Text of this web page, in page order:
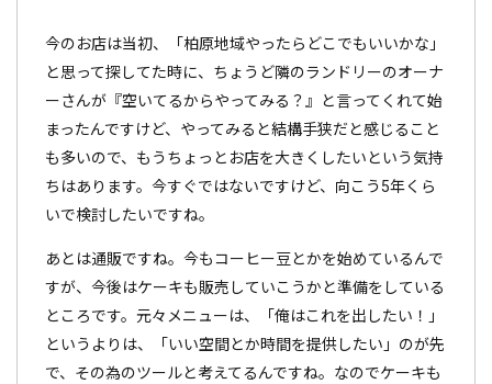
今のお店は当初、「柏原地域やったらどこでもいいかな」
と思って探してた時に、ちょうど隣のランドリーのオーナ
ーさんが『空いてるからやってみる？』と言ってくれて始
まったんですけど、やってみると結構手狭だと感じること
も多いので、もうちょっとお店を大きくしたいという気持
ちはあります。今すぐではないですけど、向こう5年くら
いで検討したいですね。
あとは通販ですね。今もコーヒー豆とかを始めているんで
すが、今後はケーキも販売していこうかと準備をしている
ところです。元々メニューは、「俺はこれを出したい！」
というよりは、「いい空間とか時間を提供したい」のが先
で、その為のツールと考えてるんですね。なのでケーキも